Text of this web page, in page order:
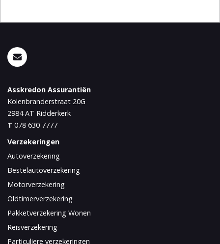
Asskredon Assurantiën
Kolenbranderstraat 20G
2984 AT Ridderkerk
T 078 630 7777
Verzekeringen
Autoverzekering
Bestelautoverzekering
Motorverzekering
Oldtimerverzekering
Pakketverzekering Wonen
Reisverzekering
Particuliere verzekeringen